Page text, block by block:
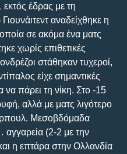
εκτός έδρας με τη
αναδείχθηκε η
σε ακόμα ένα ματς
χωρίς επιθετικές
στάθηκαν τυχεροί,
είχε σημαντικές
να πάρει τη νίκη. Στο -15
αλλά με ματς λιγότερο
Μεσοβδόμαδα
αγγαρεία (2-2 με την
η επτάρα στην Ολλανδία